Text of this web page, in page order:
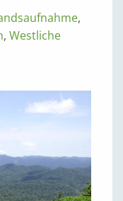
,
, Westliche